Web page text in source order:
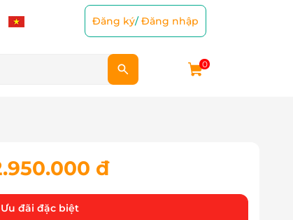
Đăng ký/Đăng nhập
0
đ
Ưu đãi đặc biệt